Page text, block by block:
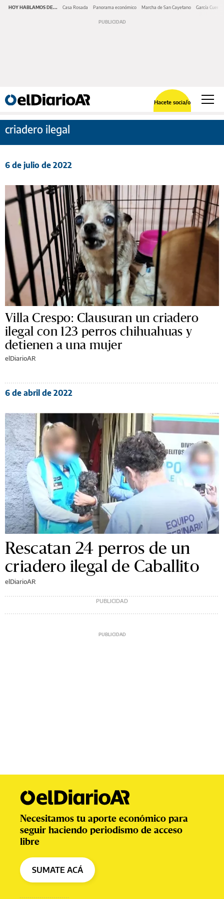
HOY HABLAMOS DE... Casa Rosada Panorama económico Marcha de San Cayetano García Cuerva
Hacete socia/o
criadero ilegal
6 de julio de 2022
Villa Crespo: Clausuran un criadero
ilegal con 123 perros chihuahuas y
detienen a una mujer
elDiarioAR
6 de abril de 2022
Rescatan 24 perros de un
criadero ilegal de Caballito
elDiarioAR
Necesitamos tu aporte económico para
seguir haciendo periodismo de acceso
libre
SUMATE ACÁ